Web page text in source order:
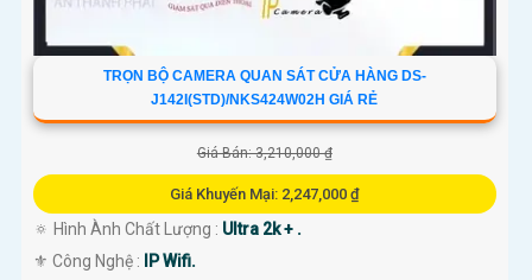
TRỌN BỘ CAMERA QUAN SÁT CỬA HÀNG DS-
J142I(STD)/NKS424W02H GIÁ RẺ
Giá Bán: 3,210,000 ₫
Giá Khuyến Mại: 2,247,000 ₫
🔅 Hình Ành Chất Lượng : Ultra 2k + .
⚜️ Công Nghệ :
IP Wifi.